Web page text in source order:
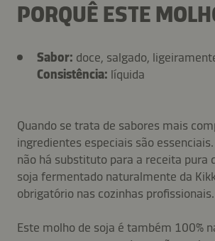
PORQUÊ ESTE
Sabor: doce, salgado,
Consistência: líquida
Quando se trata de sabores mais
ingredientes especiais são
não há substituto para a receita pura
soja fermentado naturalmente da
obrigatório nas cozinhas profissionais.
Este molho de soja é também 100%